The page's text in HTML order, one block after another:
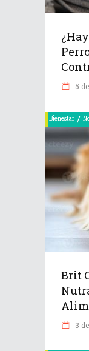
5
Bienestar /
Brit
3